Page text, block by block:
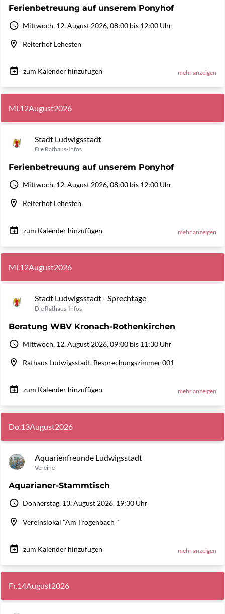
Ferienbetreuung auf unserem Ponyhof
Mittwoch, 12. August 2026, 08:00 bis 12:00 Uhr
Reiterhof Lehesten
zum Kalender hinzufügen mehr anzeigen
Mi.12August2026
Stadt Ludwigsstadt
Die Rathaus-Infos
Ferienbetreuung auf unserem Ponyhof
Mittwoch, 12. August 2026, 08:00 bis 12:00 Uhr
Reiterhof Lehesten
zum Kalender hinzufügen mehr anzeigen
Mi.12August2026
Stadt Ludwigsstadt - Sprechtage
Die Rathaus-Infos
Beratung WBV Kronach-Rothenkirchen
Mittwoch, 12. August 2026, 09:00 bis 11:30 Uhr
Rathaus Ludwigsstadt, Besprechungszimmer 001
zum Kalender hinzufügen mehr anzeigen
Do.13August2026
Aquarienfreunde Ludwigsstadt
Vereine
Aquarianer-Stammtisch
Donnerstag, 13. August 2026, 19:30 Uhr
Vereinslokal "Am Trogenbach "
zum Kalender hinzufügen mehr anzeigen
Fr.14August2026